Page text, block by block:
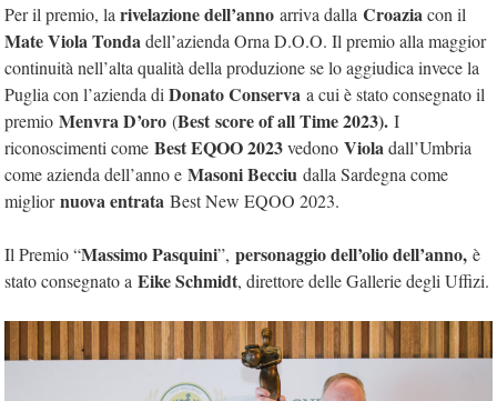
Per il premio, la rivelazione dell’anno arriva dalla Croaziacon il
Mate Viola Tondadell’azienda Orna D.O.O. Il premio alla maggior
continuità nell’alta qualità della produzione se lo aggiudica invece la
Puglia con l’azienda di Donato Conserva a cui è stato consegnato il
premio Menvra D’oro (Best score of all Time 2023). I
riconoscimenti come Best EQOO 2023vedono Violadall’Umbria
come azienda dell’anno e Masoni Becciu dalla Sardegna come
migliornuova entrata Best New EQOO 2023.
Il Premio “Massimo Pasquini”, personaggio dell’olio dell’anno, è
stato consegnato a Eike Schmidt, direttore delle Gallerie degli Uffizi.